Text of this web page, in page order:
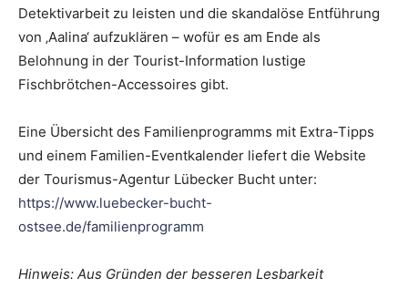
Detektivarbeit zu leisten und die skandalöse Entführung
von ‚Aalina‘ aufzuklären – wofür es am Ende als
Belohnung in der Tourist-Information lustige
Fischbrötchen-Accessoires gibt.
Eine Übersicht des Familienprogramms mit Extra-Tipps
und einem Familien-Eventkalender liefert die Website
der Tourismus-Agentur Lübecker Bucht unter:
https://www.luebecker-bucht-
ostsee.de/familienprogramm
Hinweis: Aus Gründen der besseren Lesbarkeit